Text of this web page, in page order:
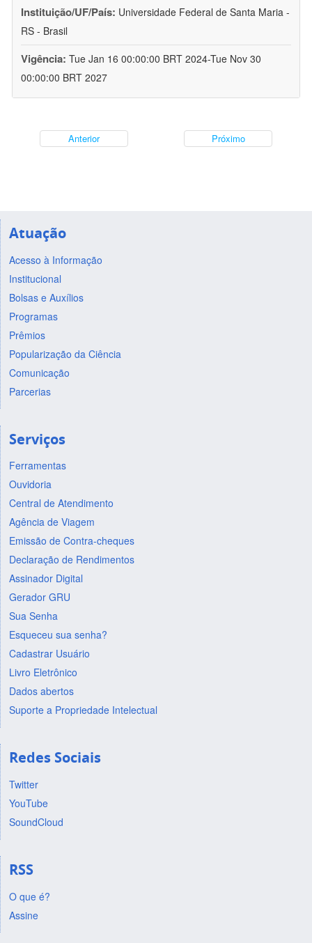
Instituição/UF/País: Universidade Federal de Santa Maria -
RS - Brasil
Vigência: Tue Jan 16 00:00:00 BRT 2024-Tue Nov 30
00:00:00 BRT 2027
Anterior Próximo
Atuação
Acesso à Informação
Institucional
Bolsas e Auxílios
Programas
Prêmios
Popularização da Ciência
Comunicação
Parcerias
Serviços
Ferramentas
Ouvidoria
Central de Atendimento
Agência de Viagem
Emissão de Contra-cheques
Declaração de Rendimentos
Assinador Digital
Gerador GRU
Sua Senha
Esqueceu sua senha?
Cadastrar Usuário
Livro Eletrônico
Dados abertos
Suporte a Propriedade Intelectual
Redes Sociais
Twitter
YouTube
SoundCloud
RSS
O que é?
Assine